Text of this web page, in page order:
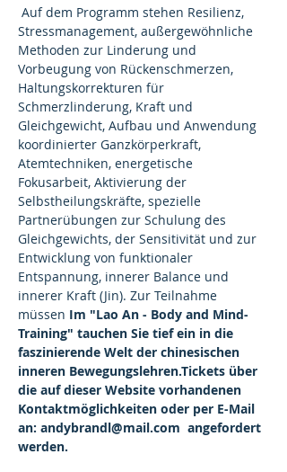
Stressmanagement, außergewöhnliche
Methoden zur Linderung und
Vorbeugung von Rückenschmerzen,
Haltungskorrekturen für
Schmerzlinderung, Kraft und
Gleichgewicht, Aufbau und Anwendung
koordinierter Ganzkörperkraft,
Atemtechniken, energetische
Fokusarbeit, Aktivierung der
Selbstheilungskräfte, spezielle
Partnerübungen zur Schulung des
Gleichgewichts, der Sensitivität und zur
Entwicklung von funktionaler
Entspannung, innerer Balance und
innerer Kraft (Jin). Zur Teilnahme
müssen Im "Lao An - Body and Mind-
Training" tauchen Sie tief ein in die
faszinierende Welt der chinesischen
inneren Bewegungslehren.Tickets über
die auf dieser Website vorhandenen
Kontaktmöglichkeiten oder per E-Mail
an: andybrandl@mail.com  angefordert
werden.